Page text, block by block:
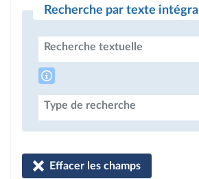
Recherche par texte intégral
Recherche textuelle
Type de recherche
Effacer les champs